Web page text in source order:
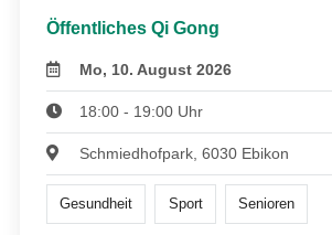
Öffentliches Qi Gong
Mo, 10. August 2026
18:00 - 19:00 Uhr
Schmiedhofpark, 6030 Ebikon
Gesundheit Sport Senioren